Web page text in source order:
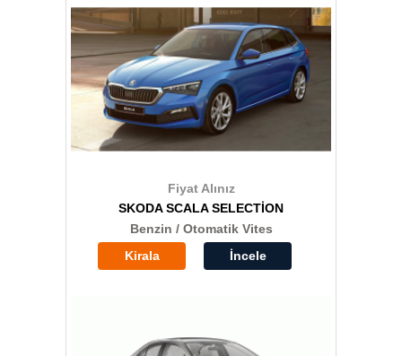
Fiyat Alınız
SKODA SCALA SELECTİON
Benzin / Otomatik Vites
Kirala
İncele